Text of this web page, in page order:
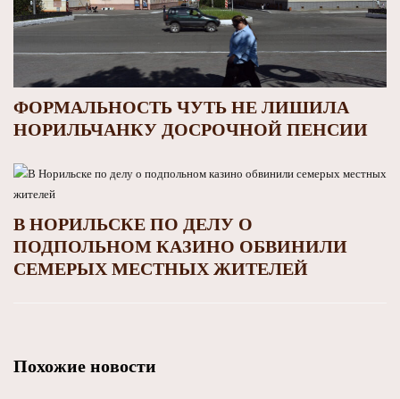
ФОРМАЛЬНОСТЬ ЧУТЬ НЕ ЛИШИЛА
НОРИЛЬЧАНКУ ДОСРОЧНОЙ ПЕНСИИ
В НОРИЛЬСКЕ ПО ДЕЛУ О
ПОДПОЛЬНОМ КАЗИНО ОБВИНИЛИ
СЕМЕРЫХ МЕСТНЫХ ЖИТЕЛЕЙ
Похожие новости